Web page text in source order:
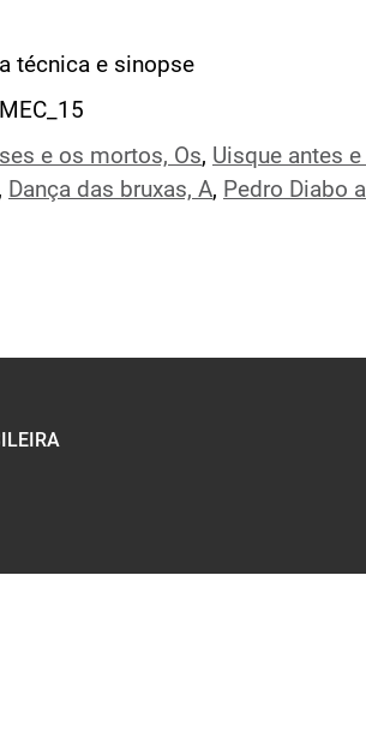
técnica e sinopse
e os mortos, Os, Uisque antes
, Dança das bruxas, A, Pedro Diabo